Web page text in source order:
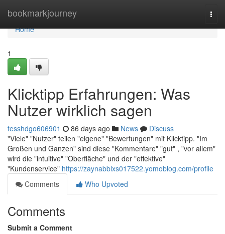
bookmarkjourney
Home
Home
1
Klicktipp Erfahrungen: Was
Nutzer wirklich sagen
tesshdgo606901 86 days ago News
Discuss
"Viele" "Nutzer" teilen "eigene" "Bewertungen" mit Klicktipp. "Im
Großen und Ganzen" sind diese "Kommentare" "gut" , "vor allem"
wird die "intuitive" "Oberfläche" und der "effektive"
"Kundenservice" https://zaynabblxs017522.yomoblog.com/profile
Comments
Who Upvoted
Comments
Submit a Comment